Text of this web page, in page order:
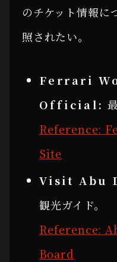
のチケット情報に
照されたい。
Ferrari
Official:
Reference:
Site
Visit Abu
観光ガイド。
Reference:
Board